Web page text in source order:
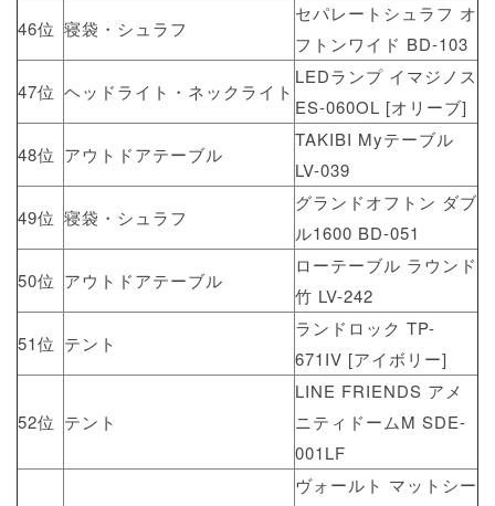
46位 寝袋・シュラフ
セパレートシュラフ オ
フトンワイド BD-103
47位 ヘッドライト・ネックライト
LEDランプ イマジノス
ES-060OL [オリーブ]
48位 アウトドアテーブル
TAKIBI Myテーブル
LV-039
49位 寝袋・シュラフ
グランドオフトン ダブ
ル1600 BD-051
50位 アウトドアテーブル
ローテーブル ラウンド
竹 LV-242
51位 テント
ランドロック TP-
671IV [アイボリー]
52位 テント
LINE FRIENDS アメ
ニティドームM SDE-
001LF
ヴォールト マットシー